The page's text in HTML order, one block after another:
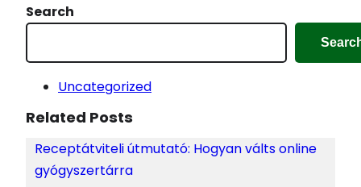
Search
Uncategorized
Related Posts
Receptátviteli útmutató: Hogyan válts online
gyógyszertárra